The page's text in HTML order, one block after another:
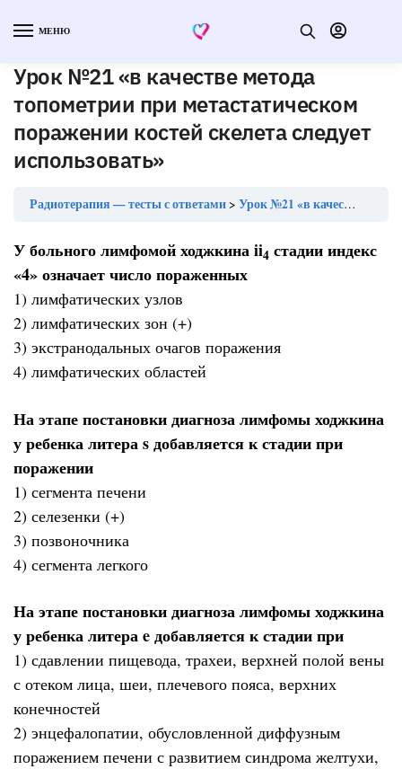
МЕНЮ
Урок №21 «в качестве метода
топометрии при метастатическом
поражении костей скелета следует
использовать»
Радиотерапия — тесты с ответами Урок №21 «в качестве метода топометрии при метастатическом поражении костей скелета следует использовать»
У больного лимфомой ходжкина ii4 стадии индекс
«4» означает число пораженных
1) лимфатических узлов
2) лимфатических зон (+)
3) экстранодальных очагов поражения
4) лимфатических областей
На этапе постановки диагноза лимфомы ходжкина
у ребенка литера s добавляется к стадии при
поражении
1) сегмента печени
2) селезенки (+)
3) позвоночника
4) сегмента легкого
На этапе постановки диагноза лимфомы ходжкина
у ребенка литера e добавляется к стадии при
1) сдавлении пищевода, трахеи, верхней полой вены
с отеком лица, шеи, плечевого пояса, верхних
конечностей
2) энцефалопатии, обусловленной диффузным
поражением печени с развитием синдрома желтухи,